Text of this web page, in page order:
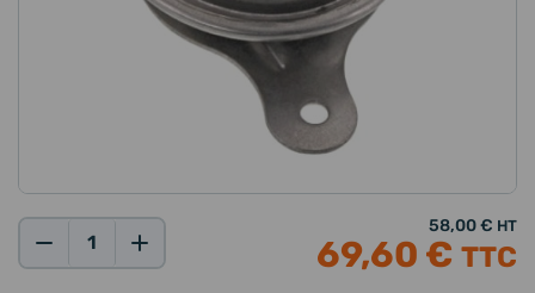
58,00 € HT
69,60 € TTC